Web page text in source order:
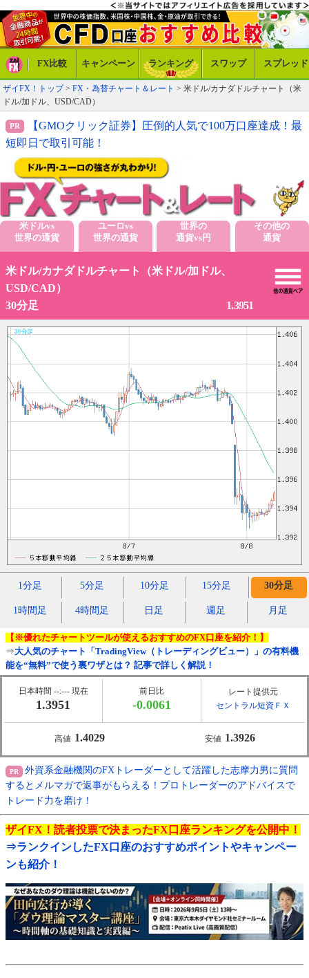
FX比較 キャンペーン ランキング スワップ スプレッド
ザイFX！トップ> FX・為替チャート＆レート > 米ドル/カナダドルチャート（米
ドル/加ドル、USD/CAD）
【GMOクリック証券】圧倒的人気で100万口座達成！最
短即日で取引可能！
米ドルvs
世界の通貨
ユーロvs
世界の通貨
世界の
通貨vs円
その他の
通貨
米ドル/カナダドルチャート（米ドル/加ドル、
USD/CAD）
30分足
1.3951
1分足 5分足 10分足 15分足 30分足
1時間足 4時間足 日足 週足 月足
【※優れたチャートツールが使えるおすすめのFX口座を紹介！】
⇒大人気のチャート「TradingView（トレーディングビュー）」の有料機
能を“無料”で使う裏ワザとは？ 記事で詳しく解説！
日本時間 --:--- 現在
1.3951
前日比
-0.0061
レート提供元
セントラル短資ＦＸ
高値 1.4029 安値 1.3926
外資系金融機関のFXトレーダーとして活躍した志摩力男に質問
するとメルマガで返事がもらえる！プロトレーダーのアドバイスで
トレード力を磨け！
ザイFX！読者投票で決まったFX口座ランキングを公開中！
⇒ランクインしたFX口座のおすすめポイントやキャンペー
ンも紹介！